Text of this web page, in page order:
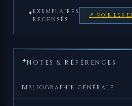
✦EXEMPLAIRES
RECENSÉS
↗ Voir les
✦NOTES & RÉFÉRENCES
BIBLIOGRAPHIE GÉNÉRALE